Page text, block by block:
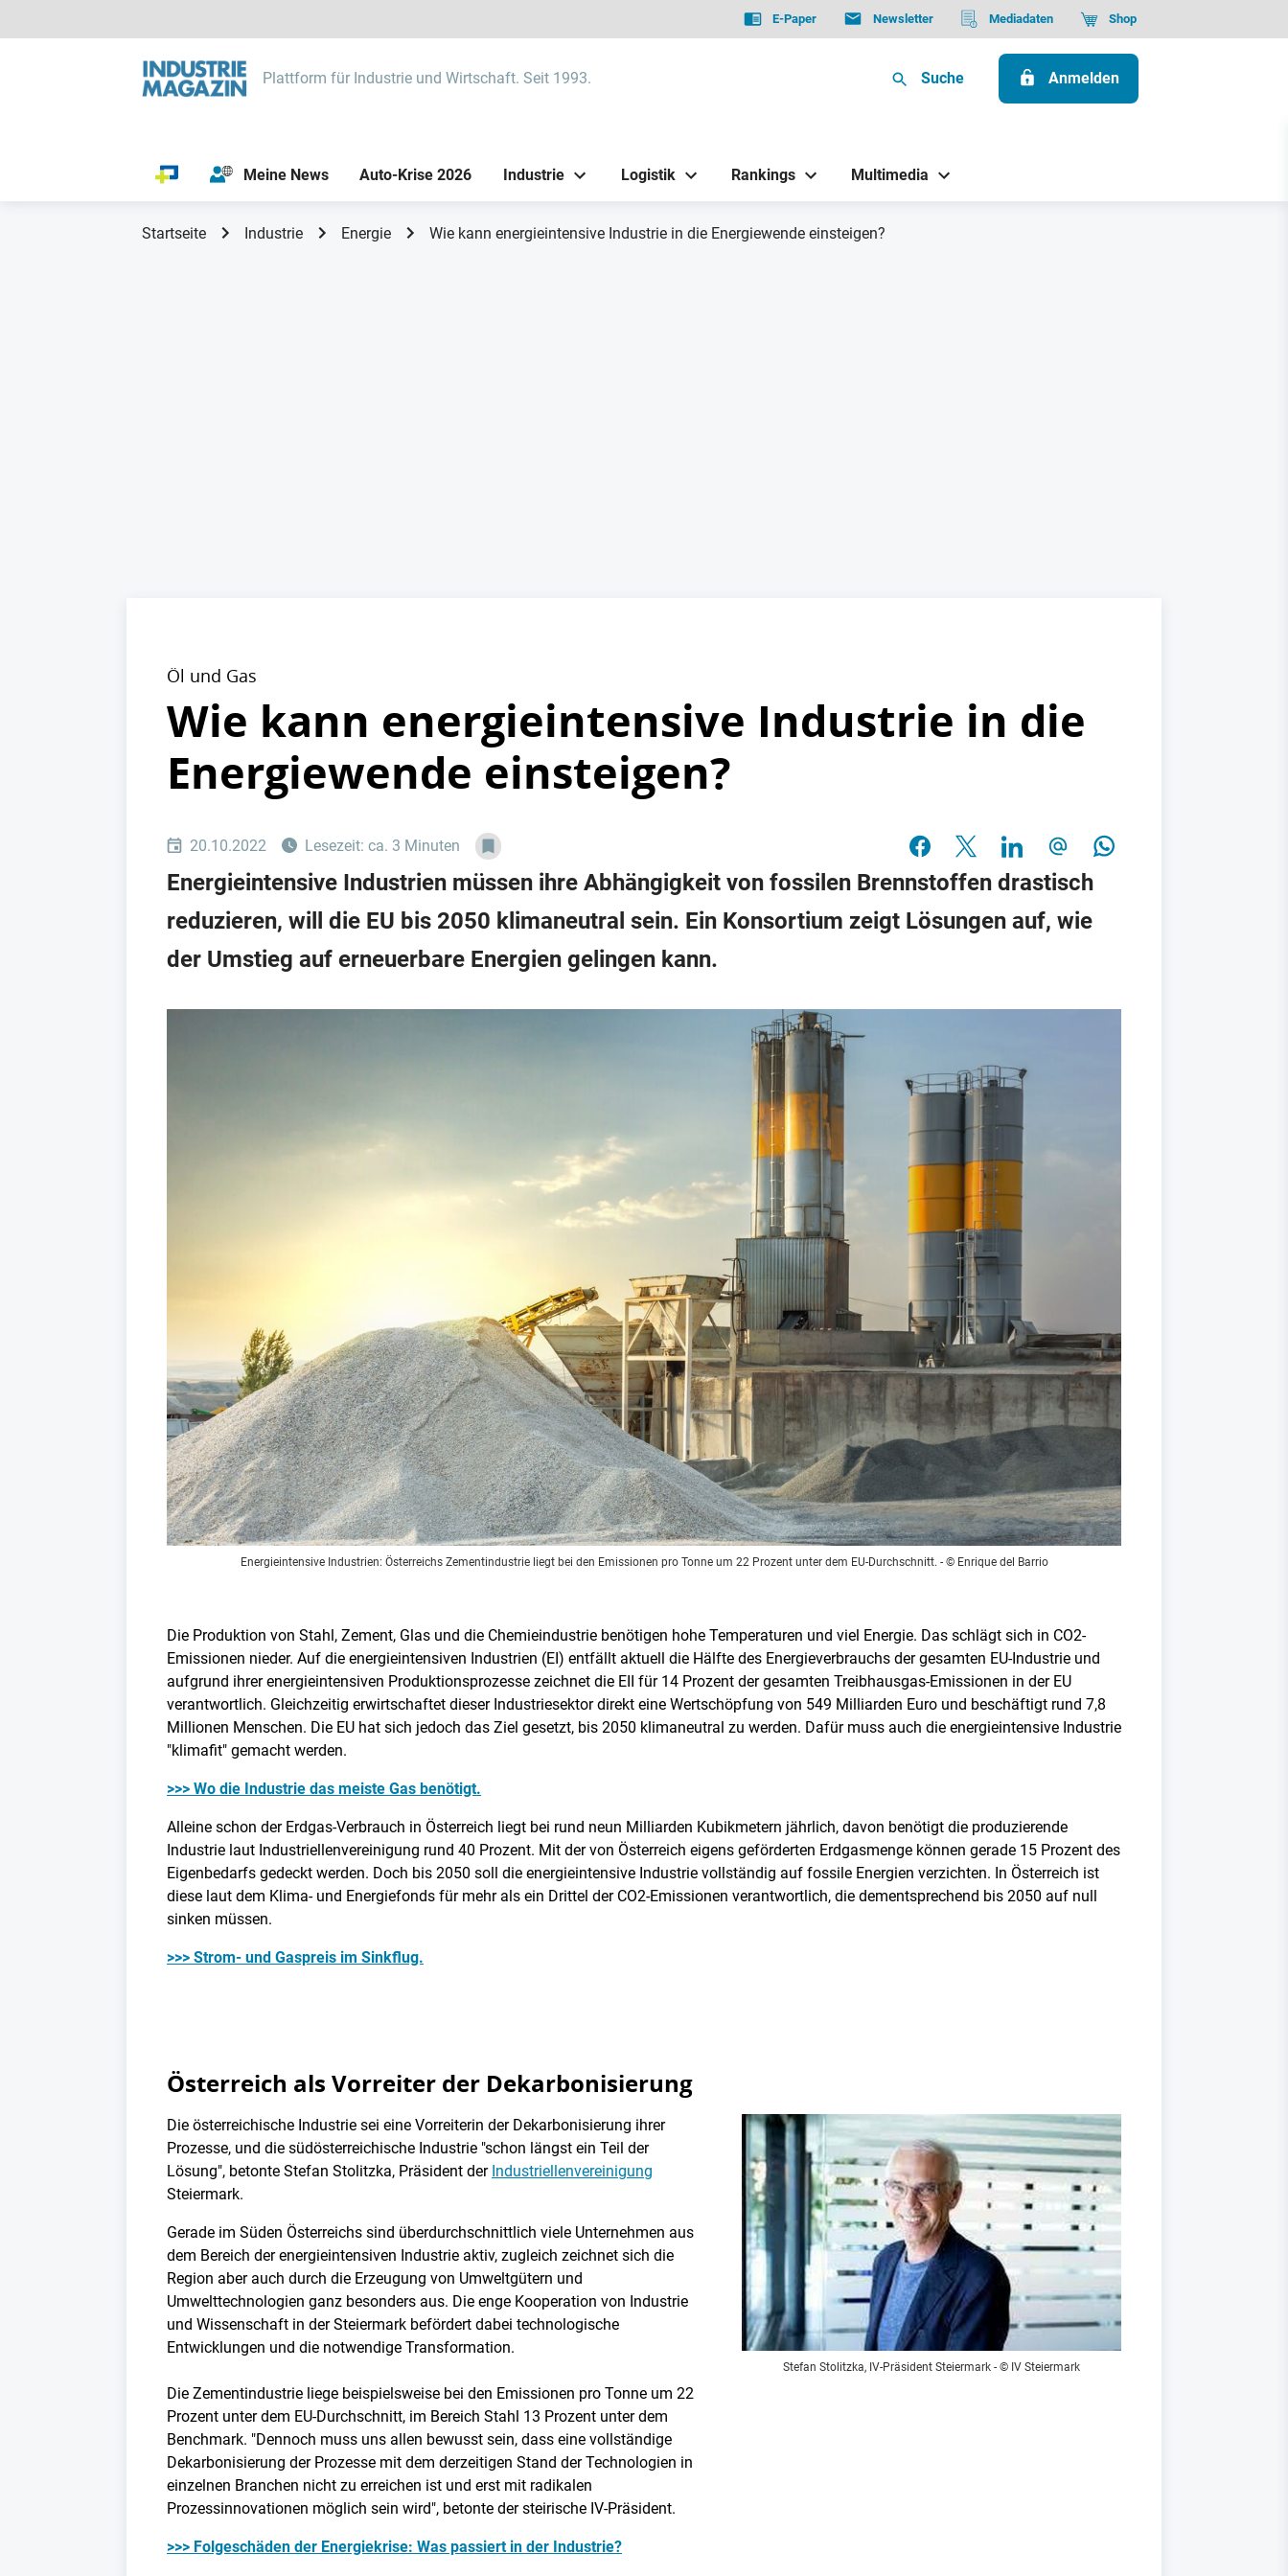
E-Paper Newsletter Mediadaten Shop
Plattform für Industrie und Wirtschaft. Seit 1993. Suche Anmelden
Meine News Auto-Krise 2026 Industrie Logistik Rankings Multimedia
Startseite Industrie Energie Wie kann energieintensive Industrie in die Energiewende einsteigen?
Öl und Gas
Wie kann energieintensive Industrie in die
Energiewende einsteigen?
20.10.2022 Lesezeit: ca. 3 Minuten
Energieintensive Industrien müssen ihre Abhängigkeit von fossilen Brennstoffen drastisch
reduzieren, will die EU bis 2050 klimaneutral sein. Ein Konsortium zeigt Lösungen auf, wie
der Umstieg auf erneuerbare Energien gelingen kann.
Energieintensive Industrien: Österreichs Zementindustrie liegt bei den Emissionen pro Tonne um 22 Prozent unter dem EU-Durchschnitt. - © Enrique del Barrio
Die Produktion von Stahl, Zement, Glas und die Chemieindustrie benötigen hohe Temperaturen und viel Energie. Das schlägt sich in CO2-
Emissionen nieder. Auf die energieintensiven Industrien (EI) entfällt aktuell die Hälfte des Energieverbrauchs der gesamten EU-Industrie und
aufgrund ihrer energieintensiven Produktionsprozesse zeichnet die EII für 14 Prozent der gesamten Treibhausgas-Emissionen in der EU
verantwortlich. Gleichzeitig erwirtschaftet dieser Industriesektor direkt eine Wertschöpfung von 549 Milliarden Euro und beschäftigt rund 7,8
Millionen Menschen. Die EU hat sich jedoch das Ziel gesetzt, bis 2050 klimaneutral zu werden. Dafür muss auch die energieintensive Industrie
"klimafit" gemacht werden.
>>> Wo die Industrie das meiste Gas benötigt.
Alleine schon der Erdgas-Verbrauch in Österreich liegt bei rund neun Milliarden Kubikmetern jährlich, davon benötigt die produzierende
Industrie laut Industriellenvereinigung rund 40 Prozent. Mit der von Österreich eigens geförderten Erdgasmenge können gerade 15 Prozent des
Eigenbedarfs gedeckt werden. Doch bis 2050 soll die energieintensive Industrie vollständig auf fossile Energien verzichten. In Österreich ist
diese laut dem Klima- und Energiefonds für mehr als ein Drittel der CO2-Emissionen verantwortlich, die dementsprechend bis 2050 auf null
sinken müssen.
>>> Strom- und Gaspreis im Sinkflug.
Österreich als Vorreiter der Dekarbonisierung
Die österreichische Industrie sei eine Vorreiterin der Dekarbonisierung ihrer
Prozesse, und die südösterreichische Industrie "schon längst ein Teil der
Lösung", betonte Stefan Stolitzka, Präsident der Industriellenvereinigung
Steiermark.
Gerade im Süden Österreichs sind überdurchschnittlich viele Unternehmen aus
dem Bereich der energieintensiven Industrie aktiv, zugleich zeichnet sich die
Region aber auch durch die Erzeugung von Umweltgütern und
Umwelttechnologien ganz besonders aus. Die enge Kooperation von Industrie
und Wissenschaft in der Steiermark befördert dabei technologische
Entwicklungen und die notwendige Transformation.
Die Zementindustrie liege beispielsweise bei den Emissionen pro Tonne um 22
Prozent unter dem EU-Durchschnitt, im Bereich Stahl 13 Prozent unter dem
Benchmark. "Dennoch muss uns allen bewusst sein, dass eine vollständige
Dekarbonisierung der Prozesse mit dem derzeitigen Stand der Technologien in
einzelnen Branchen nicht zu erreichen ist und erst mit radikalen
Prozessinnovationen möglich sein wird", betonte der steirische IV-Präsident.
>>> Folgeschäden der Energiekrise: Was passiert in der Industrie?
Stefan Stolitzka, IV-Präsident Steiermark - © IV Steiermark